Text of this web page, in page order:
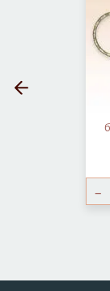
–
Предыдущий слайд